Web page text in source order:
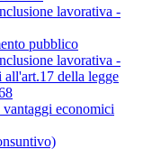
lavorativa -
pubblico
lavorativa -
della legge
economici